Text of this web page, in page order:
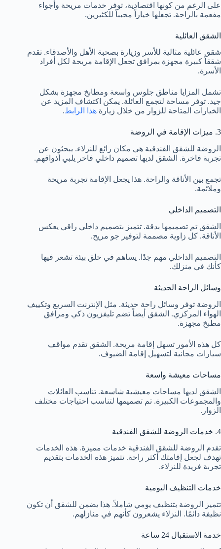
على الرغم من كونها اقتصادية، توفر خدمات مريحة وأجواء
مفعمة بالراحة. تجعلها خياراً محبباً للكثيرين.
الشقق العائلية
شقق عائلية مثالية للأسر وزيارة بصحبة الأهل والأصدقاء. تقدم
شققاً كبيرة مجهزة بمرافق تجعل الإقامة مريحة لكل أفراد
الأسرة.
تشمل المزايا مناطق جلوس واسعة ومطابخ مجهزة بشكل
جيد. توفر مساحة لتجمع العائلة. يمكن اكتشاف المزيد عن
الخيارات المتاحة للزوار من خلال زيارة هذا الرابط.
3. ميزات الإقامة في الروضة
الروضة للشقق الفندقية هي مكان رائع للنزلاء. يبحثون عن
تجربة فاخرة. الشقق لديها تصميم داخلي فاخر يلبي أذواقهم.
تجمع بين الأناقة والراحة. هذا يجعل الإقامة تجربة مريحة
وملائمة.
التصميم الداخلي
الشقق تم تصميمها بدقة. تتميز بتصميم داخلي راقي يعكس
الأناقة. كل زاوية مصممة لتوفير جو مريح.
التصميم الداخلي مهم جدًا. يساهم في خلق بيئة تشعر فيها
كأنك في منزلك.
وسائل الراحة الحديثة
الروضة توفر وسائل راحة حديثة. مثل الإنترنت السريع وتكييف
الهواء المركزي. الشقق أيضاً تضم تليفزيون ذكي ومرافق
مطبخ مجهزة.
كل هذه الأمور تسهل إقامة مريحة. الشقق تقدم مواقف
سيارات مجانية لتسهيل إقامة الضيوف.
مساحات معيشة واسعة
الشقق لديها مساحات معيشية شاسعة. تناسب العائلات
والمجموعات الكبيرة. تم تصميمها لتناسب احتياجات مختلف
الزوار.
4. خدمات الروضة للشقق الفندقية
تقدم الروضة للشقق الفندقية خدمات مميزة. هذه الخدمات
تهدف لجعل إقامتك أكثر راحة. تتميز هذه الخدمات بتقديم
تجربة فريدة للنزلاء.
خدمات التنظيف اليومية
تتميز الروضة بتنظيف يومي شاملاً. هذا يضمن للشقق أن تكون
نظيفة دائمًا. النزلاء يشعرون كأنهم في منازلهم.
خدمة الاستقبال 24 ساعة